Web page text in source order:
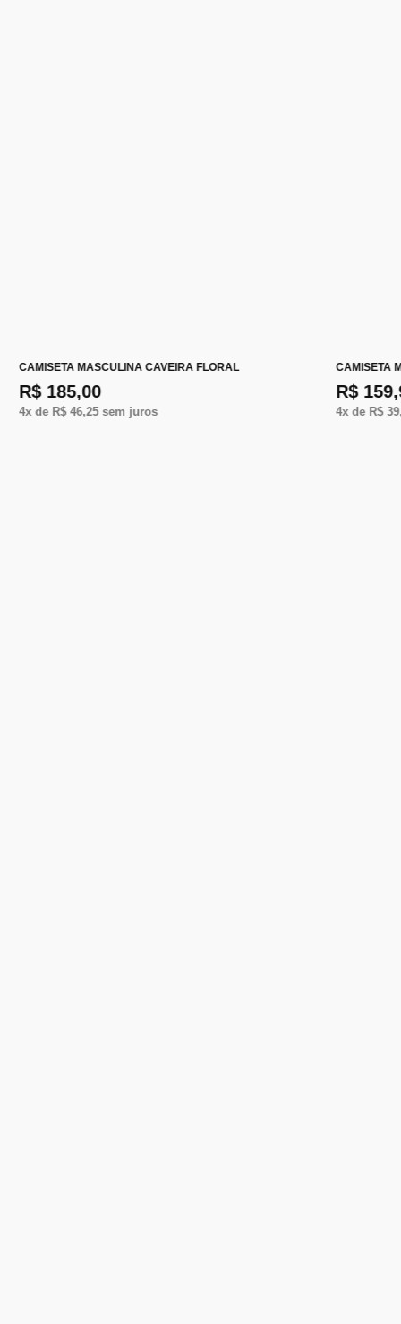
CAMISETA MASCULINA CAVEIRA FLORAL
R$ 185,00
4x de R$ 46,25sem juros
CAMISETA
R$
4x de R$